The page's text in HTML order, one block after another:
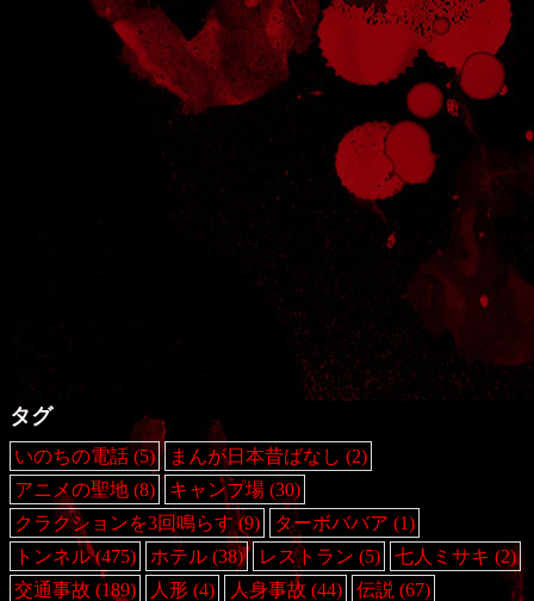
タグ
いのちの電話(5) まんが日本昔ばなし (2)
アニメの聖地 (8) キャンプ場 (30)
クラクションを3回鳴らす(9) ターボババア (1)
トンネル(475) ホテル (38) レストラン (5) 七人ミサキ (2)
交通事故 (189) 人形 (4) 人身事故 (44) 伝説 (67)